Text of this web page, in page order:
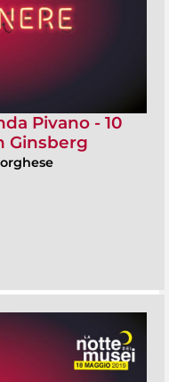
Pivano - 10
Ginsberg